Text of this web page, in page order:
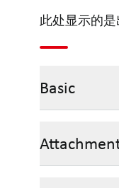
此处显示的
Basic